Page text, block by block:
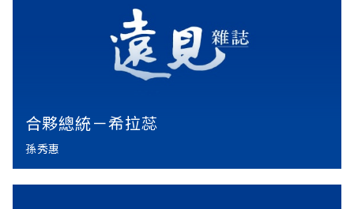
合夥總統－希拉蕊
孫秀惠